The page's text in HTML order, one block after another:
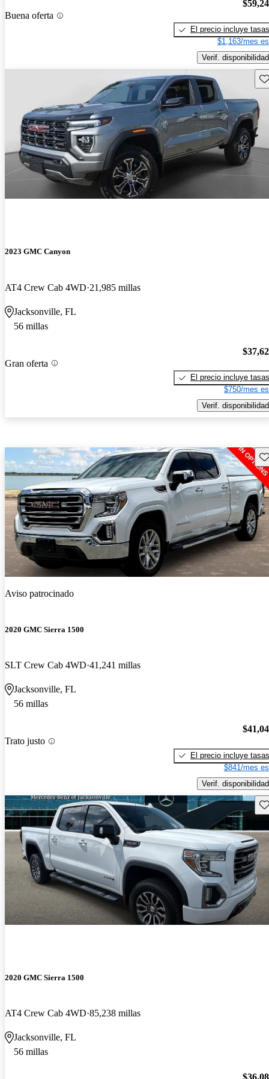
Buena oferta
El precio incluye tasas
$1,163/mes
Verif. disponibilidad
2023 GMC Canyon
AT4 Crew Cab 4WD 21,985 millas
Jacksonville, FL
56 millas
Gran oferta
El precio incluye tasas
$750/mes
Verif. disponibilidad
Aviso patrocinado
2020 GMC Sierra 1500
SLT Crew Cab 4WD 41,241 millas
Jacksonville, FL
56 millas
Trato justo
El precio incluye tasas
$841/mes
Verif. disponibilidad
2020 GMC Sierra 1500
AT4 Crew Cab 4WD 85,238 millas
Jacksonville, FL
56 millas